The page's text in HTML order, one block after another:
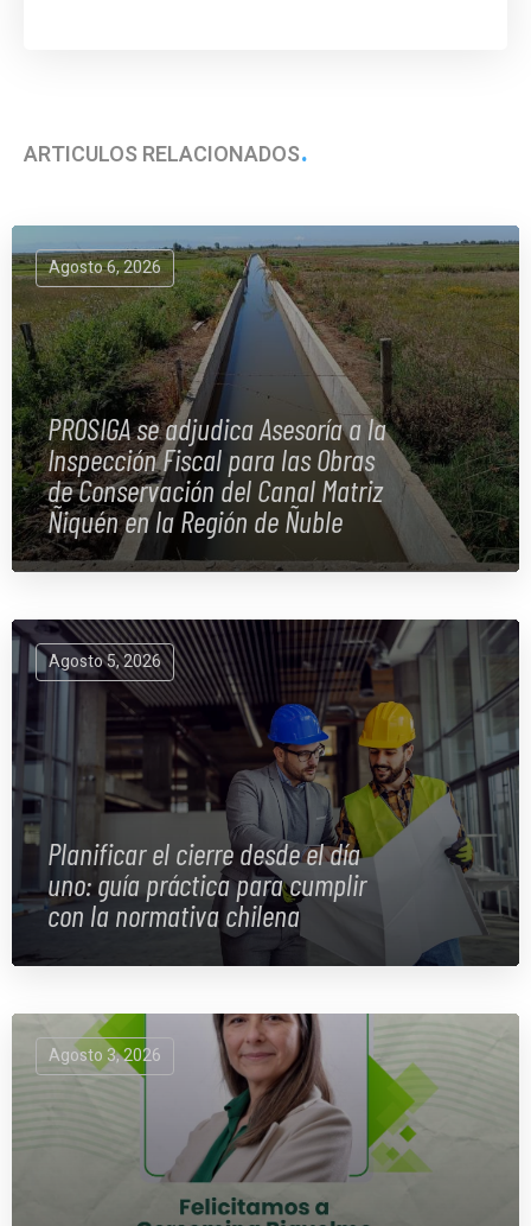
ARTÍCULOS RELACIONADOS
Agosto 6, 2026
PROSIGA se adjudica Asesoría a la
Inspección Fiscal para las Obras
de Conservación del Canal Matriz
Ñiquén en la Región de Ñuble
Agosto 5, 2026
Planificar el cierre desde el día
uno: guía práctica para cumplir
con la normativa chilena
Agosto 3, 2026